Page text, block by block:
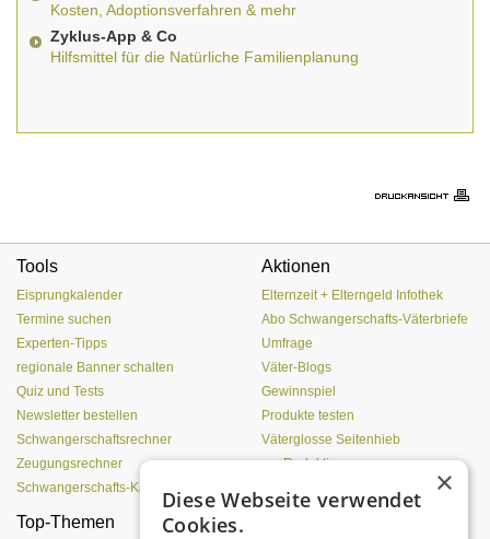
Kosten, Adoptionsverfahren & mehr
Zyklus-App & Co
Hilfsmittel für die Natürliche Familienplanung
Tools
Eisprungkalender
Termine suchen
Experten-Tipps
regionale Banner schalten
Quiz und Tests
Newsletter bestellen
Schwangerschaftsrechner
Zeugungsrechner
Schwangerschafts-Kalender
Aktionen
Elternzeit + Elterngeld Infothek
Abo Schwangerschafts-Väterbriefe
Umfrage
Väter-Blogs
Gewinnspiel
Produkte testen
Väterglosse Seitenhieb
zur Redaktion
Top-Themen
×
Diese Webseite verwendet
Cookies.